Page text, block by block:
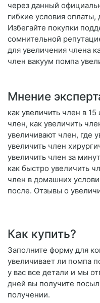
через данный
гибкие условия
Избегайте покупки
сомнительной
для увеличения члена
член вакуум помпа
Мнение
как увеличить член в
член, как увеличить
увеличивают член, где
увеличить член
увеличить член за
как быстро увеличить
член в домашних
после. Отзывы о
Как купить?
Заполните форму для
увеличивает ли помпа
у вас все детали и мы
дней вы получите
получении.